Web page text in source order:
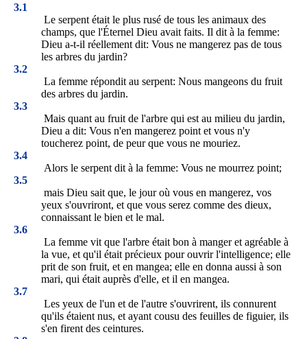
3.1
Le serpent était le plus rusé de tous les animaux des
champs, que l'Éternel Dieu avait faits. Il dit à la femme:
Dieu a-t-il réellement dit: Vous ne mangerez pas de tous
les arbres du jardin?
3.2
La femme répondit au serpent: Nous mangeons du fruit
des arbres du jardin.
3.3
Mais quant au fruit de l'arbre qui est au milieu du jardin,
Dieu a dit: Vous n'en mangerez point et vous n'y
toucherez point, de peur que vous ne mouriez.
3.4
Alors le serpent dit à la femme: Vous ne mourrez point;
3.5
mais Dieu sait que, le jour où vous en mangerez, vos
yeux s'ouvriront, et que vous serez comme des dieux,
connaissant le bien et le mal.
3.6
La femme vit que l'arbre était bon à manger et agréable à
la vue, et qu'il était précieux pour ouvrir l'intelligence; elle
prit de son fruit, et en mangea; elle en donna aussi à son
mari, qui était auprès d'elle, et il en mangea.
3.7
Les yeux de l'un et de l'autre s'ouvrirent, ils connurent
qu'ils étaient nus, et ayant cousu des feuilles de figuier, ils
s'en firent des ceintures.